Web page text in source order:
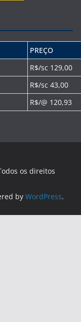
PREÇO
R$/sc 129,00
R$/sc 43,00
R$/@ 120,93
os direitos
by WordPress.